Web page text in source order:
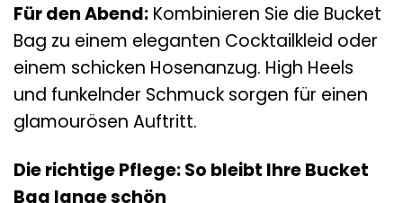
Für den Abend: Kombinieren Sie die Bucket
Bag zu einem eleganten Cocktailkleid oder
einem schicken Hosenanzug. High Heels
und funkelnder Schmuck sorgen für einen
glamourösen Auftritt.
Die richtige Pflege: So bleibt Ihre Bucket
Bag lange schön